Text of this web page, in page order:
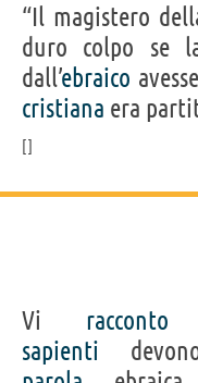
“Il magistero
duro colpo se
dall’ebraico
cristiana era
Vi racconto
sapienti